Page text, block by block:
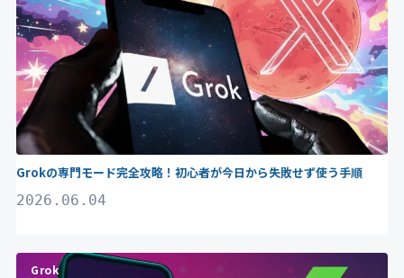
Grokの専門モード完全攻略！初心者が今日から失敗せず使う手順
2026.06.04
Grok